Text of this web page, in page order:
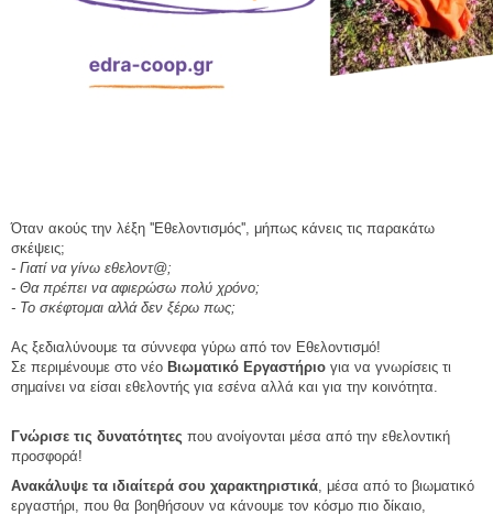
Όταν ακούς την λέξη ''Εθελοντισμός'', μήπως κάνεις τις παρακάτω
σκέψεις;
- Γιατί να γίνω εθελοντ@;
- Θα πρέπει να αφιερώσω πολύ χρόνο;
- Το σκέφτομαι αλλά δεν ξέρω πως;
Ας ξεδιαλύνουμε τα σύννεφα γύρω από τον Εθελοντισμό!
Σε περιμένουμε στο νέο Βιωματικό Εργαστήριο για να γνωρίσεις τι
σημαίνει να είσαι εθελοντής για εσένα αλλά και για την κοινότητα.
Γνώρισε τις δυνατότητες που ανοίγονται μέσα από την εθελοντική
προσφορά!
Ανακάλυψε τα ιδιαίτερά σου χαρακτηριστικά, μέσα από το βιωματικό
εργαστήρι, που θα βοηθήσουν να κάνουμε τον κόσμο πιο δίκαιο,